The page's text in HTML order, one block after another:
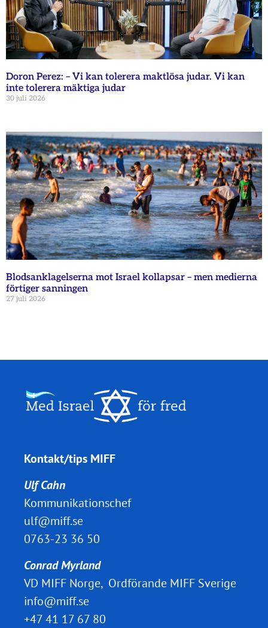
Doron Perez: – Vi kan tolerera maktlösa judar. Vi kan
inte tolerera mäktiga judar
30 juli 2026
Blodsanklagelserna mot Israel kollapsar – men medierna
förtiger sanningen
27 juli 2026
Kontakt/tips MIFF
Ulf Cahn
Kommunikationschef
ulf@miff.se
0763-23 36 50
Conrad Myrland
VD MIFF Norge, Ordförande MIFF Sverige
info@miff.se
+47 41 17 67 80